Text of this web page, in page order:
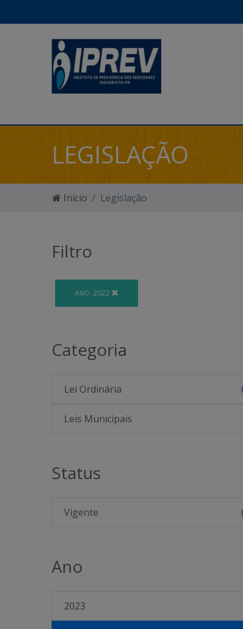
LEGISLAÇÃO
Início Legislação
Filtro
ANO: 2022
Categoria
Lei Ordinária
Leis Municipais
Status
Vigente
Ano
2023